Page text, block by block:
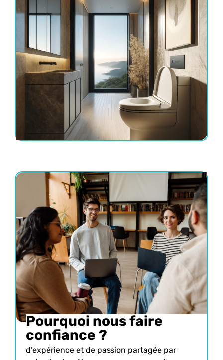
Pourquoi nous faire
confiance ?
Notre site est le fruit de nombreuses années
d’expérience et de passion partagée par